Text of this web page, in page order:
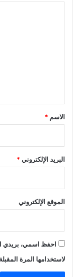
*
الاسم *
البريد الإلكتروني*
الموقع الإلكتروني
احفظ اسمي، بريدي
لاستخدامها المرة